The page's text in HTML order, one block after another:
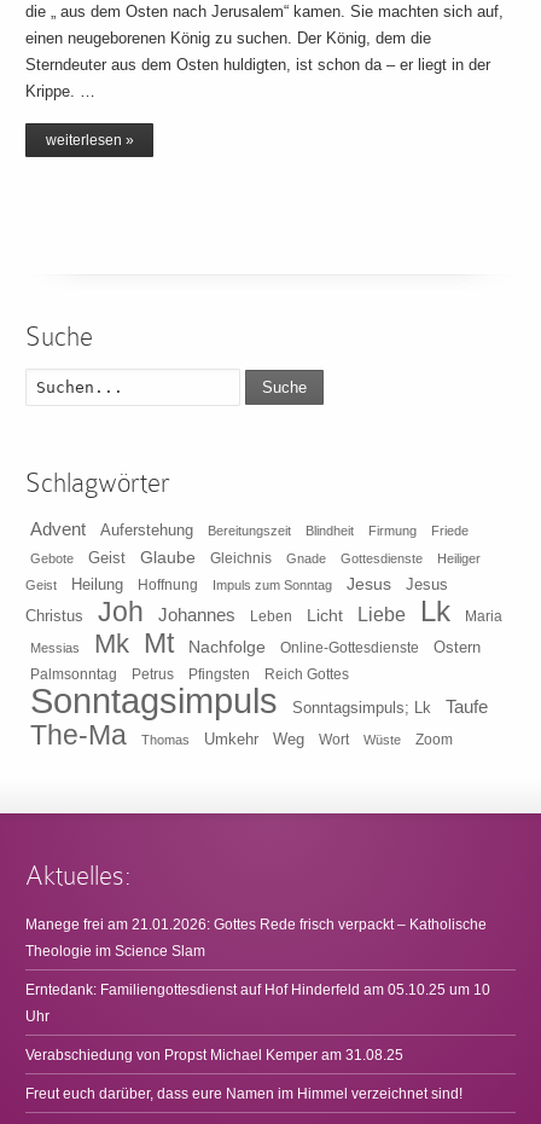
die „ aus dem Osten nach Jerusalem“ kamen. Sie machten sich auf,
einen neugeborenen König zu suchen. Der König, dem die
Sterndeuter aus dem Osten huldigten, ist schon da – er liegt in der
Krippe. …
weiterlesen »
Suche
Suche
Schlagwörter
Advent Auferstehung Bereitungszeit Blindheit Firmung
Friede
Gebote
Geist Glaube Gleichnis Gnade Gottesdienste
Heiliger
Geist
Heilung Hoffnung Impuls zum Sonntag Jesus
Jesus
Christus
Joh Johannes Leben Licht Liebe Lk Maria
Messias Mk Mt Nachfolge Online-Gottesdienste Ostern
Palmsonntag Petrus Pfingsten Reich Gottes
Sonntagsimpuls Sonntagsimpuls; Lk Taufe
The-Ma Thomas Umkehr Weg Wort Wüste Zoom
Aktuelles:
Manege frei am 21.01.2026: Gottes Rede frisch verpackt – Katholische
Theologie im Science Slam
Erntedank: Familiengottesdienst auf Hof Hinderfeld am 05.10.25 um 10
Uhr
Verabschiedung von Propst Michael Kemper am 31.08.25
Freut euch darüber, dass eure Namen im Himmel verzeichnet sind!